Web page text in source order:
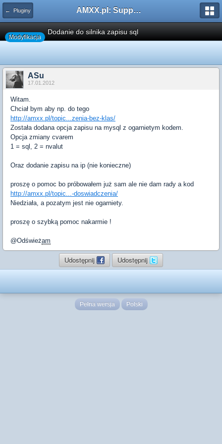
← Pluginy AMXX.pl: Support AMX Mod X i SourceMod
Modyfikacja
Dodanie do silnika zapisu sql
ASu
17.01.2012
Witam.
Chciał bym aby np. do tego
http://amxx.pl/topic...zenia-bez-klas/
Została dodana opcja zapisu na mysql z ogarnietym kodem.
Opcja zmiany cvarem
1 = sql, 2 = nvalut
Oraz dodanie zapisu na ip (nie konieczne)
proszę o pomoc bo próbowałem już sam ale nie dam rady a kod
http://amxx.pl/topic...-doswiadczenia/
Niedziała, a pozatym jest nie ogarniety.
proszę o szybką pomoc nakarmie !
@Odświeżam
Udostępnij Udostępnij
Pełna wersja Polski